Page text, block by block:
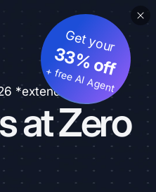
*extended
at Zero
Get your
33% off
+ free AI Agent